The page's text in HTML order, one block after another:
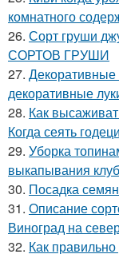
комнатного
26. Сорт груши
СОРТОВ ГРУШИ
27.
декоративные
28. Как
Когда сеять
29. Уборка
выкапывания
30. Посадка
31. Описание
Виноград на
32. Как